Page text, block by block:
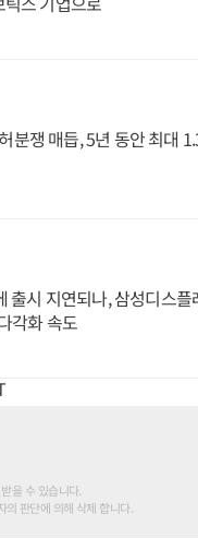
분쟁 매듭, 5년 동안 최대
출시 지연되나, 삼성디스플
각화 속도
을 수 있습니다.
의 판단에 의해 삭제 합니다.